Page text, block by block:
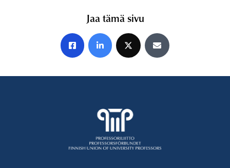
Jaa tämä sivu
Jaa Facebookissa
Jaa LinkedInissä
Jaa X:ssäJaa sähköpostitse